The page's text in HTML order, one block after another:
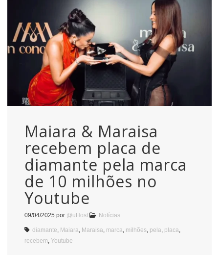
Maiara & Maraisa
recebem placa de
diamante pela marca
de 10 milhões no
Youtube
09/04/2025 por @uHost Notícias
diamante Maiara Maraisa marca milhões pela placa
recebem Youtube